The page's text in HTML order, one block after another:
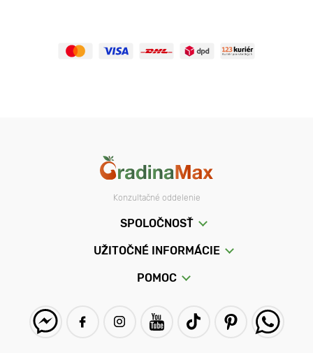
Konzultačné oddelenie
SPOLOČNOSŤ
UŽITOČNÉ INFORMÁCIE
POMOC